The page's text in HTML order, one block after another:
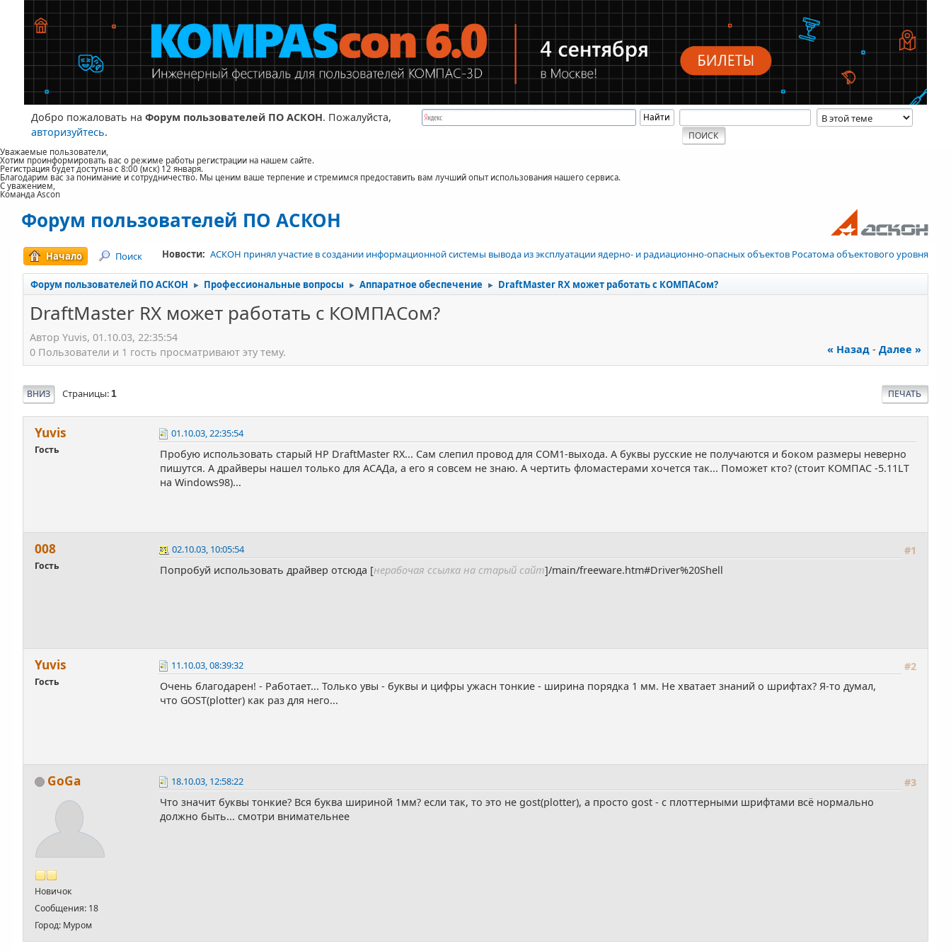
Добро пожаловать на Форум пользователей ПО АСКОН. Пожалуйста,
авторизуйтесь.
Уважаемые пользователи,
Хотим проинформировать вас о режиме работы регистрации на нашем сайте.
Регистрация будет доступна с 8:00 (мск) 12 января.
Благодарим вас за понимание и сотрудничество. Мы ценим ваше терпение и стремимся предоставить вам лучший опыт использования нашего сервиса.
С уважением,
Команда Ascon
Форум пользователей ПО АСКОН
Новости: АСКОН принял участие в создании информационной системы вывода из эксплуатации ядерно- и радиационно-опасных объектов Росатома объектового уровня
Начало Поиск
Форум пользователей ПО АСКОН ► Профессиональные вопросы ► Аппаратное обеспечение ► DraftMaster RX может работать с КОМПАСом?
DraftMaster RX может работать с КОМПАСом?
Автор Yuvis, 01.10.03, 22:35:54
« Назад- Далее »
0 Пользователи и 1 гость просматривают эту тему.
ПЕЧАТЬ
ВНИЗ Страницы 1
Yuvis
Гость
01.10.03, 22:35:54
Пробую использовать старый HP DraftMaster RX... Сам слепил провод для СОМ1-выхода. А буквы русские не получаются и боком размеры неверно
пишутся. А драйверы нашел только для АСАДа, а его я совсем не знаю. А чертить фломастерами хочется так... Поможет кто? (стоит КОМПАС -5.11LT
на Windows98)...
008
Гость
#1
02.10.03, 10:05:54
Попробуй использовать драйвер отсюда [нерабочая ссылка на старый сайт]/main/freeware.htm#Driver%20Shell
Yuvis
Гость
#2
11.10.03, 08:39:32
Очень благодарен! - Работает... Только увы - буквы и цифры ужасн тонкие - ширина порядка 1 мм. Не хватает знаний о шрифтах? Я-то думал,
что GOST(plotter) как раз для него...
GoGa
Новичок
Сообщения: 18
Город: Муром
#3
18.10.03, 12:58:22
Что значит буквы тонкие? Вся буква шириной 1мм? если так, то это не gost(plotter), а просто gost - с плоттерными шрифтами всё нормально
должно быть... смотри внимательнее